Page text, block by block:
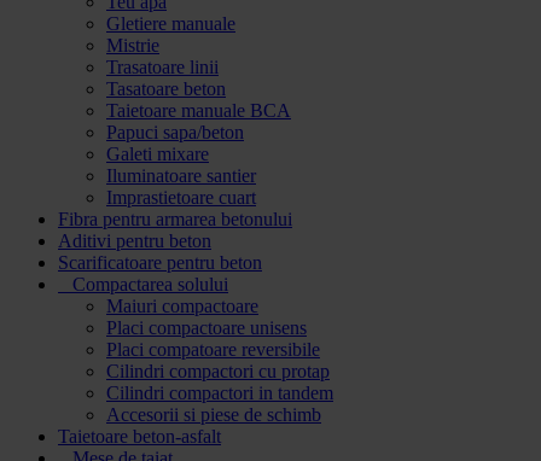
Gletiere manuale
Mistrie
Trasatoare linii
Tasatoare beton
Taietoare manuale BCA
Papuci sapa/beton
Galeti mixare
Iluminatoare santier
Imprastietoare cuart
Fibra pentru armarea betonului
Aditivi pentru beton
Scarificatoare pentru beton
Compactarea solului
Maiuri compactoare
Placi compactoare unisens
Placi compatoare reversibile
Cilindri compactori cu protap
Cilindri compactori in tandem
Accesorii si piese de schimb
Taietoare beton-asfalt